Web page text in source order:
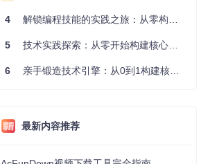
4 解锁编程技能的实践之旅：从零构建你的技术世界
5 技术实践探索：从零开始构建核心系统的实践指南
6 亲手锻造技术引擎：从0到1构建核心系统的实践指南
最新内容推荐